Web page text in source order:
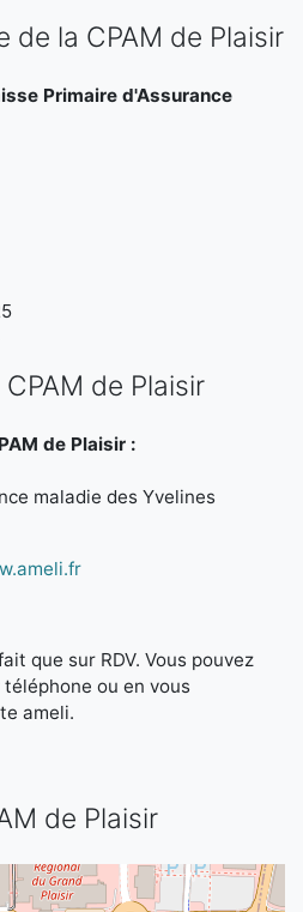
de la CPAM de Plaisir
Primaire d'Assurance
de Plaisir
de Plaisir :
maladie des Yvelines
que sur RDV. Vous pouvez
ou en vous
ameli.
de Plaisir